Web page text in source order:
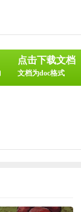
点击下载文档
文档为doc格式